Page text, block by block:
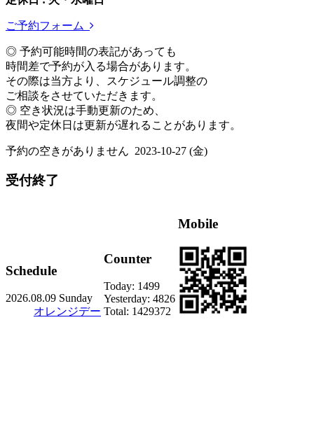
ご予約フォーム
◎ 予約可能時間の表記があっても
時間差で予約が入る場合があります。
その際は当方より、スケジュール調整の
ご相談をさせていただきます。
◎ 空き状況は手動更新のため、
夜間や定休日は更新が遅れることがあります。
予約の空きがありません 2023-10-27 (金)
受付終了
Schedule
2026.08.09 Sunday
オレンジデー
Counter
Today: 1499
Yesterday: 4826
Total: 1429372
Mobile